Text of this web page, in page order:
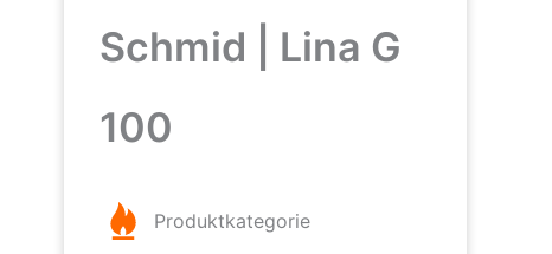
Schmid | Lina G
100
Produktkategorie